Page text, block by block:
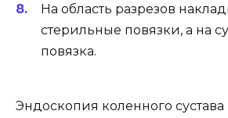
На область разрезов
стерильные повязки, а на
повязка.
Эндоскопия коленного